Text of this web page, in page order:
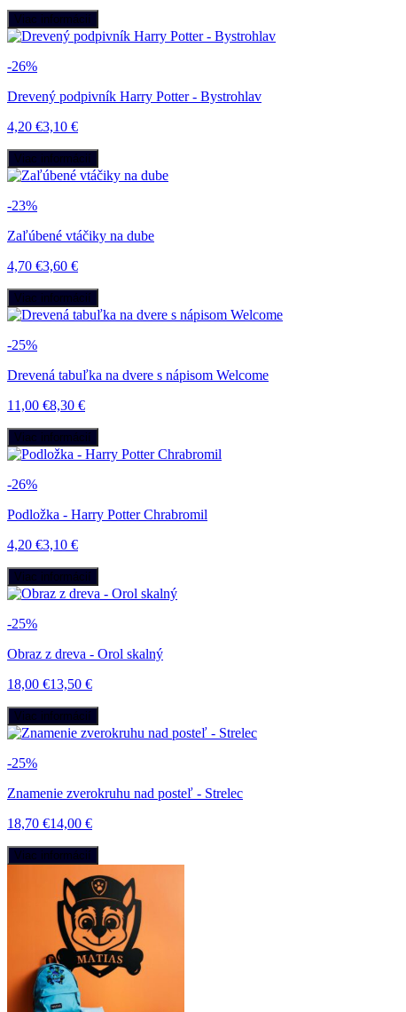
Viac informácií
-26%
Drevený podpivník Harry Potter - Bystrohlav
4,20 €3,10 €
Viac informácií
-23%
Zaľúbené vtáčiky na dube
4,70 €3,60 €
Viac informácií
-25%
Drevená tabuľka na dvere s nápisom Welcome
11,00 €8,30 €
Viac informácií
-26%
Podložka - Harry Potter Chrabromil
4,20 €3,10 €
Viac informácií
-25%
Obraz z dreva - Orol skalný
18,00 €13,50 €
Viac informácií
-25%
Znamenie zverokruhu nad posteľ - Strelec
18,70 €14,00 €
Viac informácií